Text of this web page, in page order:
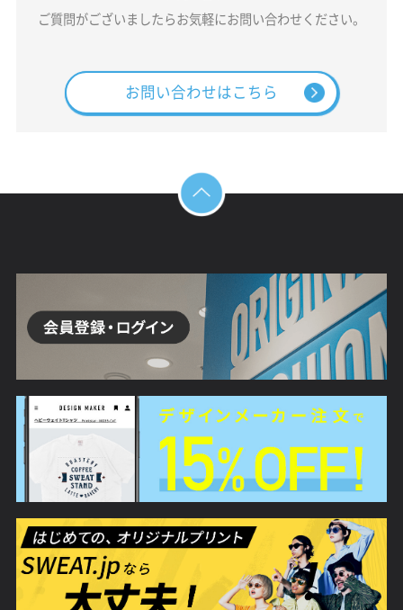
ご質問がございましたらお気軽にお問い合わせください。
お問い合わせはこちら